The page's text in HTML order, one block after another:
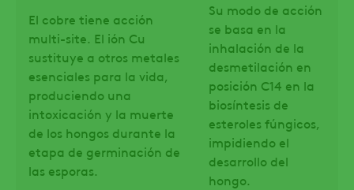
El cobre tiene acción
multi-site. El ión Cu
sustituye a otros metales
esenciales para la vida,
produciendo una
intoxicación y la muerte
de los hongos durante la
etapa de germinación de
las esporas.
Su modo de acción
se basa en la
inhalación de la
desmetilación en
posición C14 en la
biosíntesis de
esteroles fúngicos,
impidiendo el
desarrollo del
hongo.